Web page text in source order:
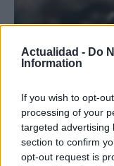
Actualidad - Do
Information
If you wish to opt-
processing of your
targeted advertising
section to confirm
opt-out request is
Cómo
para conducir